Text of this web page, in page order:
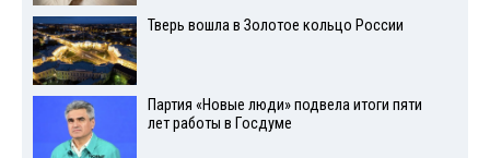
Тверь вошла в Золотое кольцо России
Партия «Новые люди» подвела итоги пяти
лет работы в Госдуме